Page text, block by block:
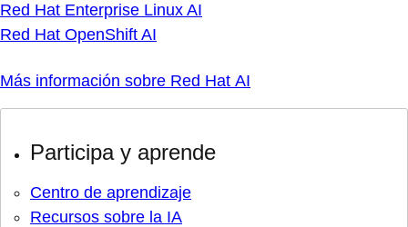
Red Hat Enterprise Linux AI
Red Hat OpenShift AI
Más información sobre Red Hat AI
Participa y aprende
Centro de aprendizaje
Recursos sobre la IA